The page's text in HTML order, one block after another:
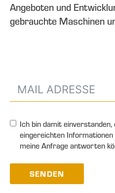
Angeboten und
gebrauchte Maschinen
Ich bin damit
eingereichten
meine Anfrage antworten
SENDEN